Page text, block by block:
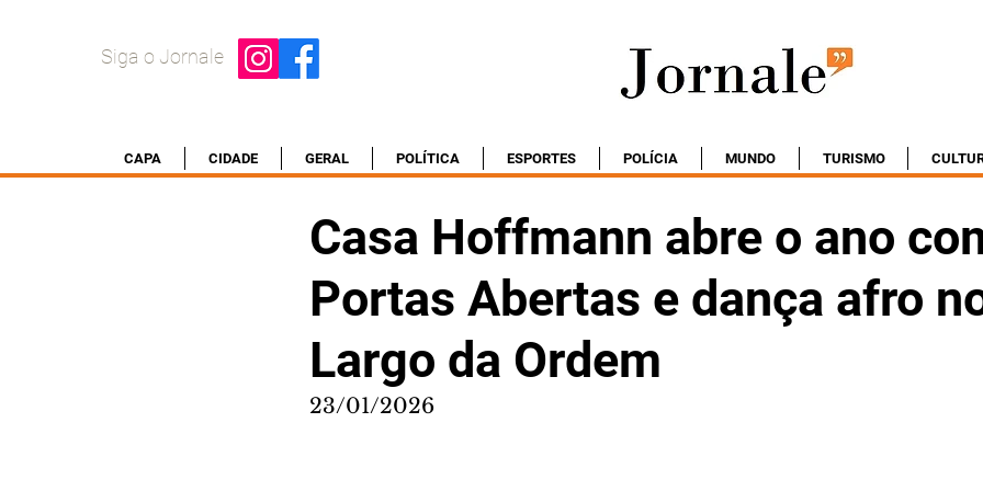
Siga o Jornale
CAPA CIDADE GERAL POLÍTICA ESPORTES POLÍCIA MUNDO TURISMO
Casa Hoffmann abre o ano
Portas Abertas e dança afro
Largo da Ordem
23/01/2026